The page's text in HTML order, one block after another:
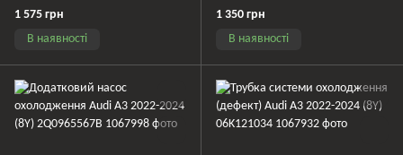
06Q117021E
1 575 грн
В наявності
1 350 грн
В наявності